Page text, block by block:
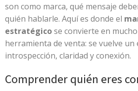
son como marca, qué mensaje
quién hablarle. Aquí es donde el
estratégicose convierte en
herramienta de venta: se vuelve un
introspección, claridad y conexión.
Comprender quién eres